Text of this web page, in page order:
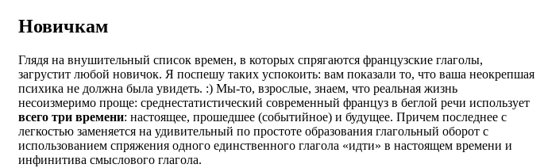
Новичкам
Глядя на внушительный список времен, в которых спрягаются французские глаголы,
загрустит любой новичок. Я поспешу таких успокоить: вам показали то, что ваша неокрепшая
психика не должна была увидеть. :) Мы-то, взрослые, знаем, что реальная жизнь
несоизмеримо проще: среднестатистический современный француз в беглой речи использует
всего три времени: настоящее, прошедшее (событийное) и будущее. Причем последнее с
легкостью заменяется на удивительный по простоте образования глагольный оборот с
использованием спряжения одного единственного глагола «идти» в настоящем времени и
инфинитива смыслового глагола.